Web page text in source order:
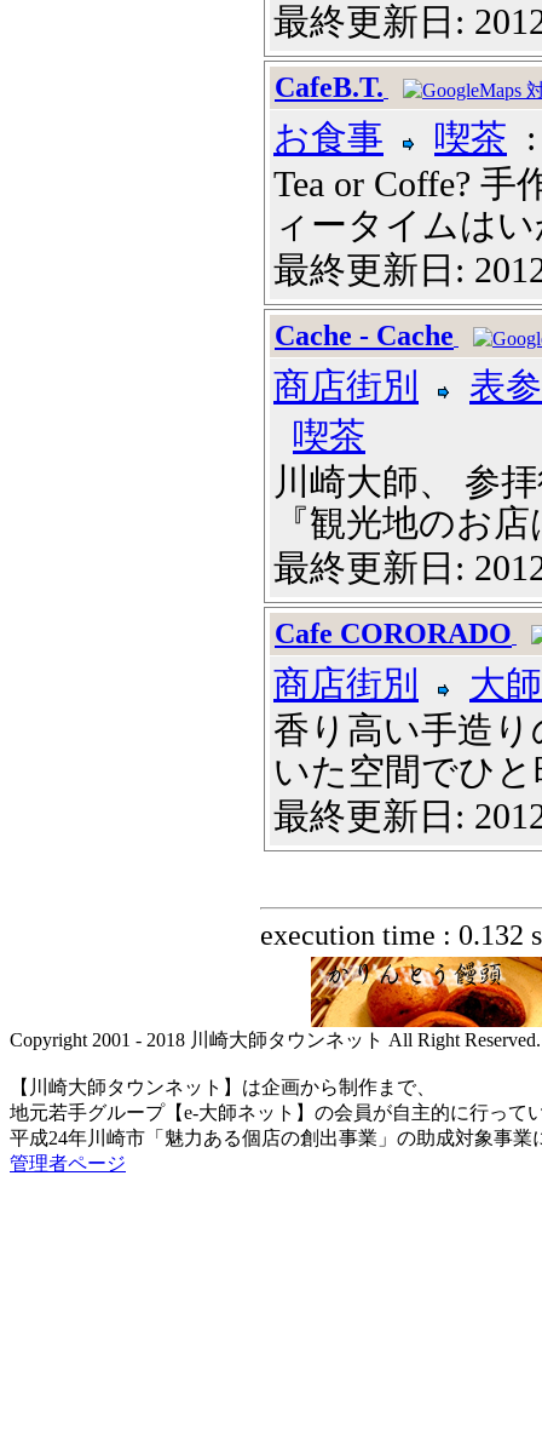
最終更新日:
CafeB.T.
お食事 喫茶
Tea or Coffe?
ィータイムは
最終更新日:
Cache - Cache
商店街別
表
喫茶
川崎大師、 参
『観光地のお
最終更新日:
Cafe CORORADO
商店街別
大
香り高い手造
いた空間でひと
最終更新日:
execution time : 0.132
Copyright 2001 - 2018 川崎大師タウンネット All Right Reserved.
【川崎大師タウンネット】は企画から制作まで、
地元若手グループ【e-大師ネット】の会員が自主的に行って
平成24年川崎市「魅力ある個店の創出事業」の助成対象事業
管理者ページ